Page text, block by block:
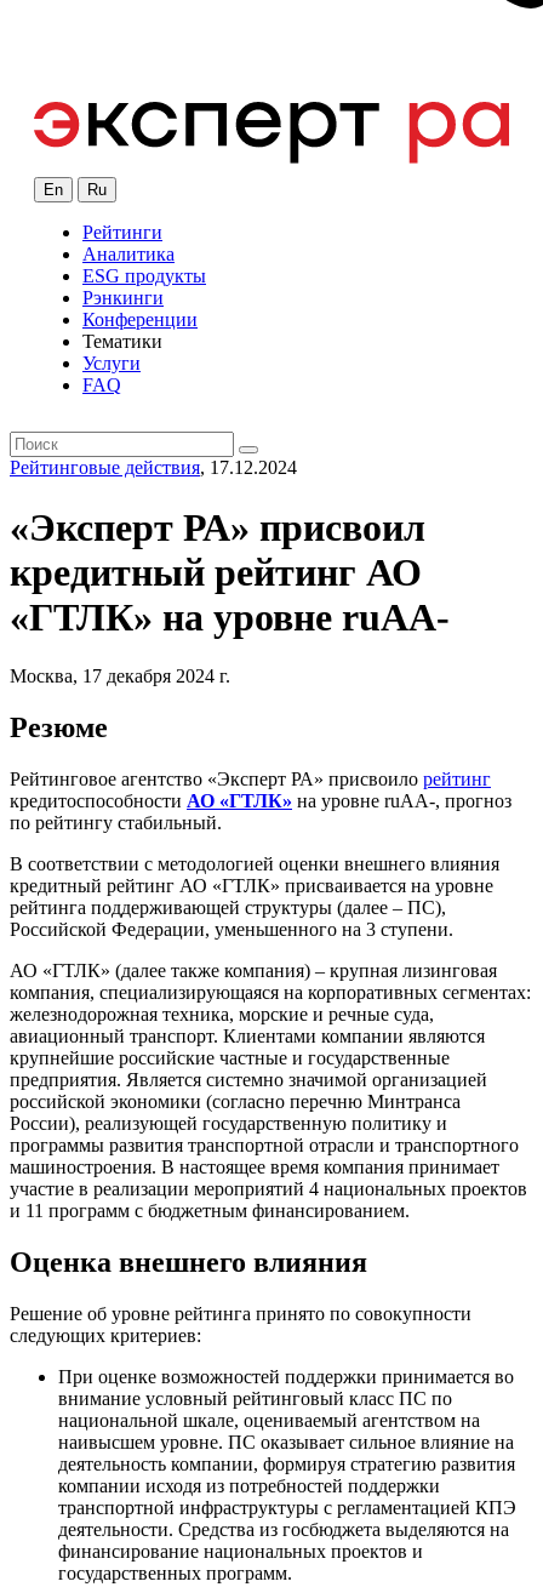
En Ru
Рейтинги
Аналитика
ESG продукты
Рэнкинги
Конференции
Тематики
Услуги
FAQ
Рейтинговые действия, 17.12.2024
«Эксперт РА» присвоил
кредитный рейтинг АО
«ГТЛК» на уровне ruАА-
Москва, 17 декабря 2024 г.
Резюме
Рейтинговое агентство «Эксперт РА» присвоило рейтинг
кредитоспособности АО «ГТЛК» на уровне ruАА-, прогноз
по рейтингу стабильный.
В соответствии с методологией оценки внешнего влияния
кредитный рейтинг АО «ГТЛК» присваивается на уровне
рейтинга поддерживающей структуры (далее – ПС),
Российской Федерации, уменьшенного на 3 ступени.
АО «ГТЛК» (далее также компания) – крупная лизинговая
компания, специализирующаяся на корпоративных сегментах:
железнодорожная техника, морские и речные суда,
авиационный транспорт. Клиентами компании являются
крупнейшие российские частные и государственные
предприятия. Является системно значимой организацией
российской экономики (согласно перечню Минтранса
России), реализующей государственную политику и
программы развития транспортной отрасли и транспортного
машиностроения. В настоящее время компания принимает
участие в реализации мероприятий 4 национальных проектов
и 11 программ с бюджетным финансированием.
Оценка внешнего влияния
Решение об уровне рейтинга принято по совокупности
следующих критериев:
При оценке возможностей поддержки принимается во
внимание условный рейтинговый класс ПС по
национальной шкале, оцениваемый агентством на
наивысшем уровне. ПС оказывает сильное влияние на
деятельность компании, формируя стратегию развития
компании исходя из потребностей поддержки
транспортной инфраструктуры с регламентацией КПЭ
деятельности. Средства из госбюджета выделяются на
финансирование национальных проектов и
государственных программ.